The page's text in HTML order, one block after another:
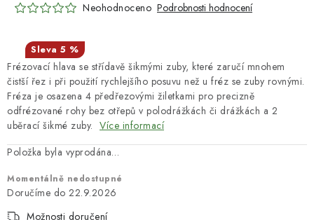
RUČNÍ NÁŘADÍ, PŘÍPRAVKY
STROJE
KONTAKTY
DÁRKOVÉ POUKAZY
STROJE DO DÍLNY
Frézovací hlava se střídavě šikmými zuby, které zaručí mnohem
čistší řez i při použití rychlejšího posuvu než u fréz se zuby rovnými.
Fréza je osazena 4 předřezovými žiletkami pro precizně
odfrézované rohy bez otřepů v polodrážkách či drážkách a 2
uběrací šikmé zuby. Více informací
Položka byla vyprodána…
Momentálně nedostupné
22.9.2026
Možnosti doručení
Neohodnoceno Podrobnosti hodnocení
5 %